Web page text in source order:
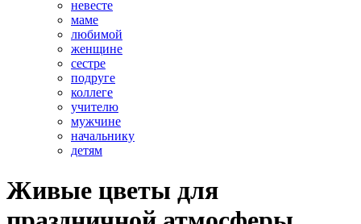
невесте
маме
любимой
женщине
сестре
подруге
коллеге
учителю
мужчине
начальнику
детям
Живые цветы для